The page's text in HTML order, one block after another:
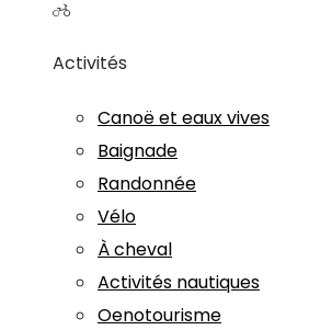
Activités
Canoë et eaux vives
Baignade
Randonnée
Vélo
À cheval
Activités nautiques
Oenotourisme